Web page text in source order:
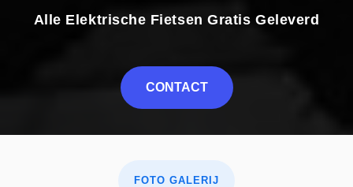
Alle Elektrische Fietsen Gratis Geleverd
CONTACT
FOTO GALERIJ